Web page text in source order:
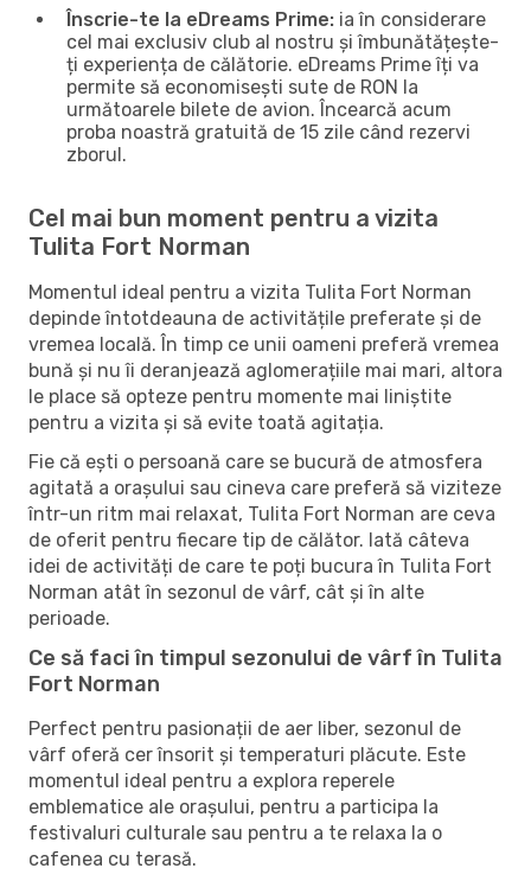
Înscrie-te la eDreams Prime: ia în considerare
cel mai exclusiv club al nostru și îmbunătățește-
ți experiența de călătorie. eDreams Prime îți va
permite să economisești sute de RON la
următoarele bilete de avion. Încearcă acum
proba noastră gratuită de 15 zile când rezervi
zborul.
Cel mai bun moment pentru a vizita
Tulita Fort Norman
Momentul ideal pentru a vizita Tulita Fort Norman
depinde întotdeauna de activitățile preferate și de
vremea locală. În timp ce unii oameni preferă vremea
bună și nu îi deranjează aglomerațiile mai mari, altora
le place să opteze pentru momente mai liniștite
pentru a vizita și să evite toată agitația.
Fie că ești o persoană care se bucură de atmosfera
agitată a orașului sau cineva care preferă să viziteze
într-un ritm mai relaxat, Tulita Fort Norman are ceva
de oferit pentru fiecare tip de călător. Iată câteva
idei de activități de care te poți bucura în Tulita Fort
Norman atât în ​​sezonul de vârf, cât și în alte
perioade.
Ce să faci în timpul sezonului de vârf în Tulita
Fort Norman
Perfect pentru pasionații de aer liber, sezonul de
vârf oferă cer însorit și temperaturi plăcute. Este
momentul ideal pentru a explora reperele
emblematice ale orașului, pentru a participa la
festivaluri culturale sau pentru a te relaxa la o
cafenea cu terasă.